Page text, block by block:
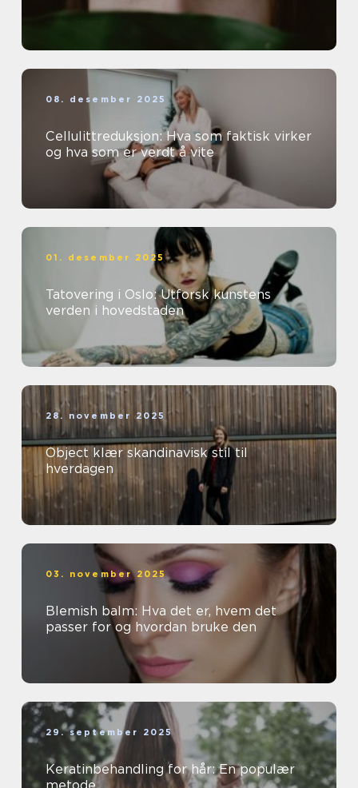
08. desember 2025
Cellulittreduksjon: Hva som faktisk virker
og hva som er verdt å vite
01. desember 2025
Tatovering i Oslo: Utforsk kunstens
verden i hovedstaden
28. november 2025
Object klær skandinavisk stil til
hverdagen
03. november 2025
Blemish balm: Hva det er, hvem det
passer for og hvordan bruke den
29. september 2025
Keratinbehandling for hår: En populær